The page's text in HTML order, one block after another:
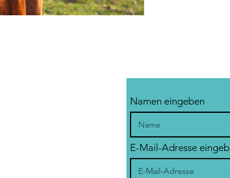
Namen eingeben
E-Mail-Adresse